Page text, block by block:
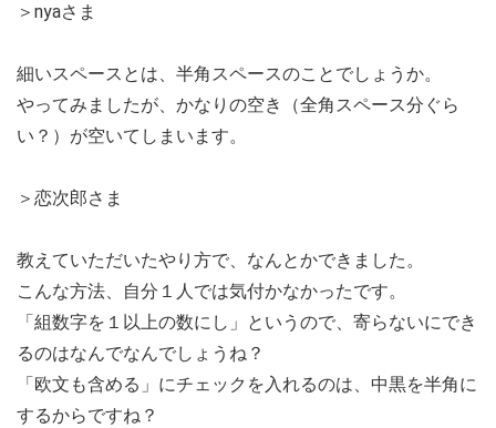
＞nyaさま
細いスペースとは、半角スペースのことでしょうか。
やってみましたが、かなりの空き（全角スペース分ぐら
い？）が空いてしまいます。
＞恋次郎さま
教えていただいたやり方で、なんとかできました。
こんな方法、自分１人では気付かなかったです。
「組数字を１以上の数にし」というので、寄らないにでき
るのはなんでなんでしょうね？
「欧文も含める」にチェックを入れるのは、中黒を半角に
するからですね？